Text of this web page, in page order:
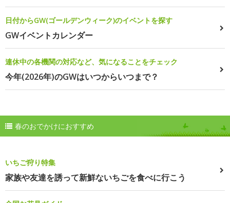
日付からGW(ゴールデンウィーク)のイベントを探す
GWイベントカレンダー
連休中の各機関の対応など、気になることをチェック
今年(2026年)のGWはいつからいつまで？
春のおでかけにおすすめ
いちご狩り特集
家族や友達を誘って新鮮ないちごを食べに行こう